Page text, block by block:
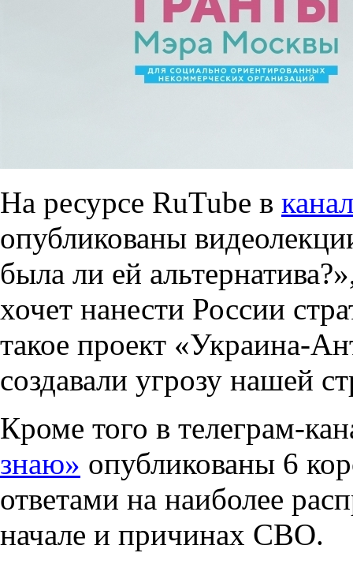
На ресурсе RuTube в
опубликованы
была ли ей
хочет нанести России
такое проект «Украина-
создавали угрозу нашей
Кроме того в телеграм-
знаю» опубликованы 6
ответами на наиболее
начале и причинах СВО.